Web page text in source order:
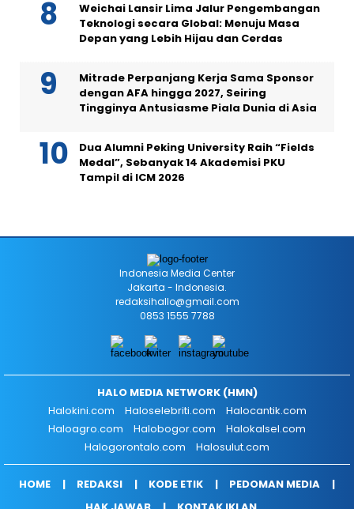
Weichai Lansir Lima Jalur Pengembangan
Teknologi secara Global: Menuju Masa
Depan yang Lebih Hijau dan Cerdas
Mitrade Perpanjang Kerja Sama Sponsor
dengan AFA hingga 2027, Seiring
Tingginya Antusiasme Piala Dunia di Asia
Dua Alumni Peking University Raih “Fields
Medal”, Sebanyak 14 Akademisi PKU
Tampil di ICM 2026
Indonesia Media Center
Jakarta - Indonesia.
redaksihallo@gmail.com
0853 1555 7788
HALO MEDIA NETWORK (HMN)
Halokini.com
Haloselebriti.com
Halocantik.com
Haloagro.com
Halobogor.com
Halokalsel.com
Halogorontalo.com
Halosulut.com
HOME REDAKSI KODE ETIK
PEDOMAN MEDIA